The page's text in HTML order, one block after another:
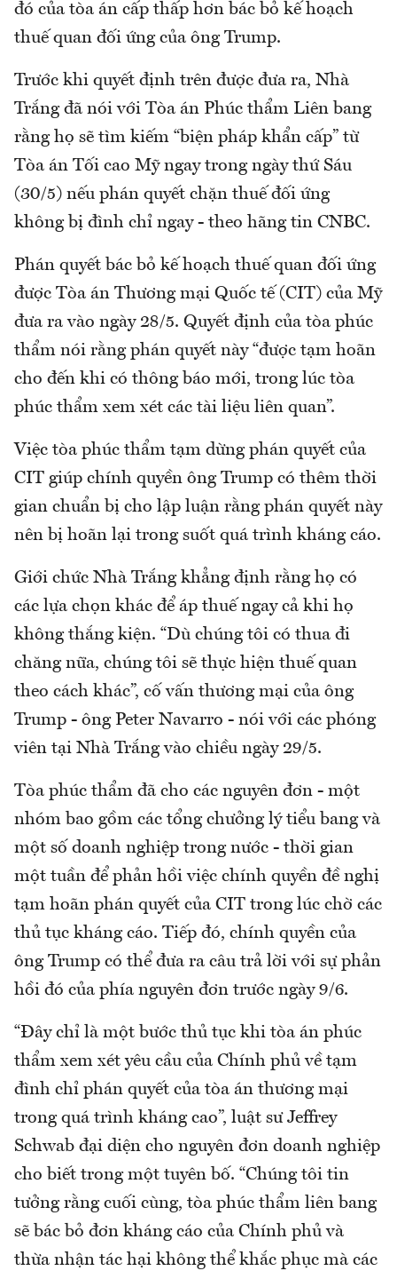
đó của tòa án cấp thấp hơn bác bỏ kế hoạch
thuế quan đối ứng của ông Trump.
Trước khi quyết định trên được đưa ra, Nhà
Trắng đã nói với Tòa án Phúc thẩm Liên bang
rằng họ sẽ tìm kiếm “biện pháp khẩn cấp” từ
Tòa án Tối cao Mỹ ngay trong ngày thứ Sáu
(30/5) nếu phán quyết chặn thuế đối ứng
không bị đình chỉ ngay - theo hãng tin CNBC.
Phán quyết bác bỏ kế hoạch thuế quan đối ứng
được Tòa án Thương mại Quốc tế (CIT) của Mỹ
đưa ra vào ngày 28/5. Quyết định của tòa phúc
thẩm nói rằng phán quyết này “được tạm hoãn
cho đến khi có thông báo mới, trong lúc tòa
phúc thẩm xem xét các tài liệu liên quan”.
Việc tòa phúc thẩm tạm dừng phán quyết của
CIT giúp chính quyền ông Trump có thêm thời
gian chuẩn bị cho lập luận rằng phán quyết này
nên bị hoãn lại trong suốt quá trình kháng cáo.
Giới chức Nhà Trắng khẳng định rằng họ có
các lựa chọn khác để áp thuế ngay cả khi họ
không thắng kiện. “Dù chúng tôi có thua đi
chăng nữa, chúng tôi sẽ thực hiện thuế quan
theo cách khác”, cố vấn thương mại của ông
Trump - ông Peter Navarro - nói với các phóng
viên tại Nhà Trắng vào chiều ngày 29/5.
Tòa phúc thẩm đã cho các nguyên đơn - một
nhóm bao gồm các tổng chưởng lý tiểu bang và
một số doanh nghiệp trong nước - thời gian
một tuần để phản hồi việc chính quyền đề nghị
tạm hoãn phán quyết của CIT trong lúc chờ các
thủ tục kháng cáo. Tiếp đó, chính quyền của
ông Trump có thể đưa ra câu trả lời với sự phản
hồi đó của phía nguyên đơn trước ngày 9/6.
“Đây chỉ là một bước thủ tục khi tòa án phúc
thẩm xem xét yêu cầu của Chính phủ về tạm
đình chỉ phán quyết của tòa án thương mại
trong quá trình kháng cao”, luật sư Jeffrey
Schwab đại diện cho nguyên đơn doanh nghiệp
cho biết trong một tuyên bố. “Chúng tôi tin
tưởng rằng cuối cùng, tòa phúc thẩm liên bang
sẽ bác bỏ đơn kháng cáo của Chính phủ và
thừa nhận tác hại không thể khắc phục mà các